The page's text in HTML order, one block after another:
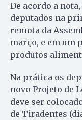
De acordo a
deputados na
remota da
março, e em um
produtos
Na prática os
novo Projeto de
deve ser
de Tiradentes